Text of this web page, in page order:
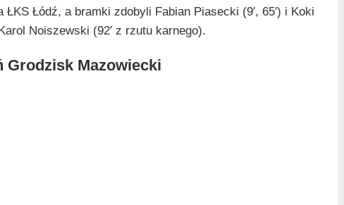
Łódź, a bramki zdobyli Fabian Piasecki (9′, 65′) i Koki
Noiszewski (92′ z rzutu karnego).
Grodzisk Mazowiecki